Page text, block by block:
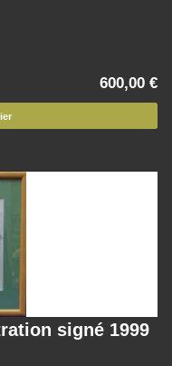
600,00 €
signé 1999